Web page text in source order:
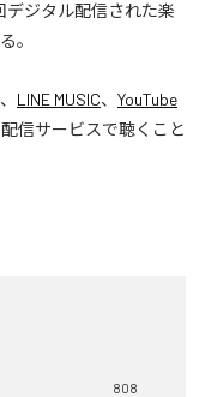
デジタル配信された楽
。
、 LINE MUSIC、 YouTube
信サービスで聴くこと
808